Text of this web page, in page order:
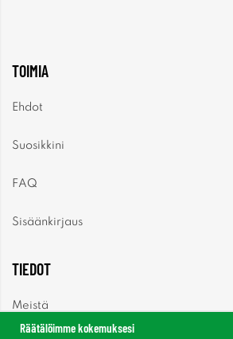
TOIMIA
Ehdot
Suosikkini
FAQ
Sisäänkirjaus
TIEDOT
Meistä
Räätälöimme kokemuksesi